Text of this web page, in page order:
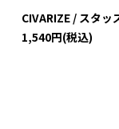
CIVARIZE / スタ
1,540円(税込)